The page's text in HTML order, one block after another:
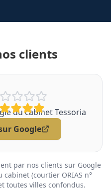
clients
du cabinet Tessoria
Google
par nos clients sur Google
(courtier ORIAS n°
toutes villes confondus.